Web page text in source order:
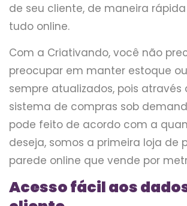
de seu cliente, de maneira
tudo online.
Com a Criativando, você não
preocupar em manter estoque
sempre atualizados, pois através
sistema de compras sob
pode feito de acordo com a
deseja, somos a primeira loja de
parede online que vende por
Acesso fácil aos